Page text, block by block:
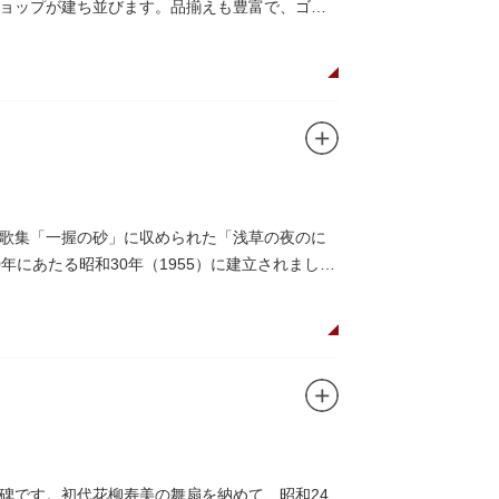
プが建ち並びます。品揃えも豊富で、ゴル
集「一握の砂」に収められた「浅草の夜のに
あたる昭和30年（1955）に建立されまし
です。初代花柳寿美の舞扇を納めて、昭和24